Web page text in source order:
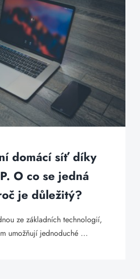
domácí síť díky
O co se jedná
je důležitý?
ze základních technologií,
umožňují jednoduché ...